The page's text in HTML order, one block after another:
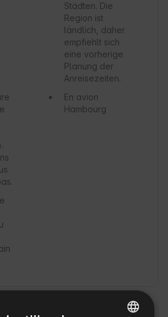
Städten. Die
Region ist
ländlich, daher
empfiehlt sich
eine vorherige
Planung der
Anreisezeiten.
En avion
Hambourg